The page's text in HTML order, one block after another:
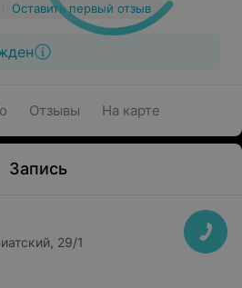
Оставить первый отзыв
Отзывы На карте
Запись
29/1